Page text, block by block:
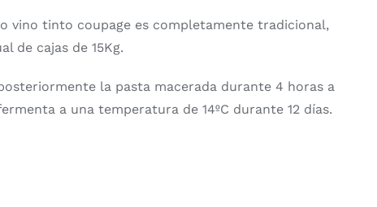
vino tinto coupage es completamente tradicional,
de cajas de 15Kg.
la pasta macerada durante 4 horas a
a una temperatura de 14ºC durante 12 días.